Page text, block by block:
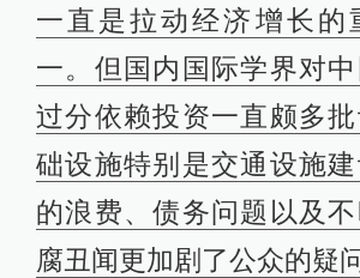
一直是拉动经济增长的
一。但国内国际学界对
过分依赖投资一直颇多
础设施特别是交通设施
的浪费、债务问题以及
腐丑闻更加剧了公众的疑问